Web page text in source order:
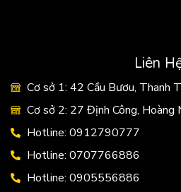
Liên
Cơ sở 1: 42 Cầu Bươu, Thanh
Cơ sở 2: 27 Định Công, Hoàng
Hotline: 0912790777
Hotline: 0707766886
Hotline: 0905556886